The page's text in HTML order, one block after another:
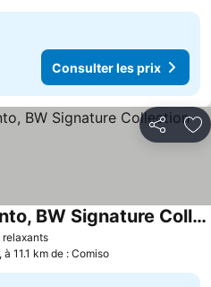
Consulter les prix
Partager
relaxantsConsulter les prix
La Dimora di Spartivento, BW Signature Collection
à 11.1 km de : Comiso